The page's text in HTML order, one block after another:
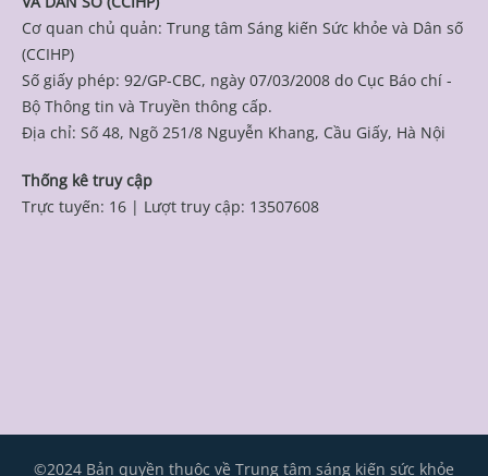
Cơ quan chủ quản: Trung tâm Sáng kiến Sức khỏe và Dân số
(CCIHP)
Số giấy phép: 92/GP-CBC, ngày 07/03/2008 do Cục Báo chí -
Bộ Thông tin và Truyền thông cấp.
Địa chỉ: Số 48, Ngõ 251/8 Nguyễn Khang, Cầu Giấy, Hà Nội
Thống kê truy cập
Trực tuyến: 16 | Lượt truy cập: 13507608
©2024 Bản quyền thuộc về Trung tâm sáng kiến sức khỏe